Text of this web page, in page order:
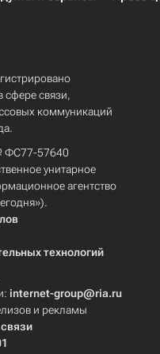
сфере связи,
коммуникаций
ФС77-57640
унитарное
агентство
технологий
internet-group@ria.ru
и рекламы